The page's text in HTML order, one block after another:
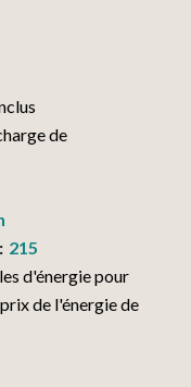
de
215
d'énergie pour
de l'énergie de